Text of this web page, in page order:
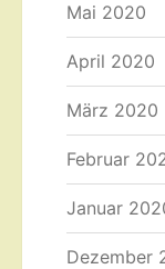
Mai 2020
April 2020
März 2020
Februar
Januar
Dezember